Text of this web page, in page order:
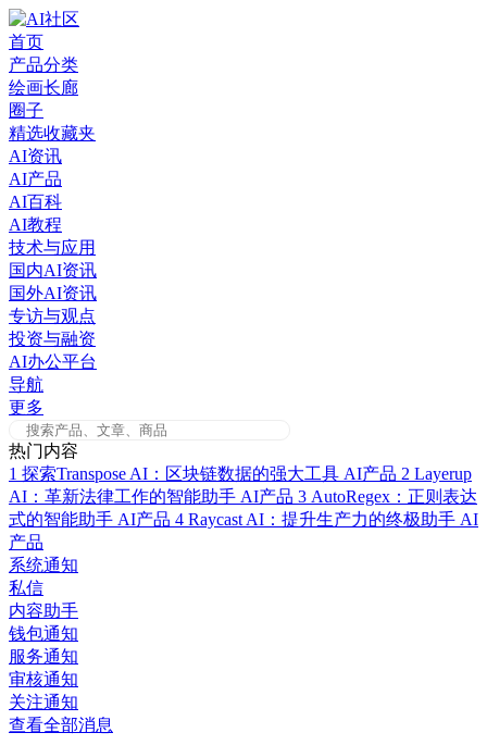
Skip
to
content
首页
产品分类
绘画长廊
圈子
精选收藏夹
AI资讯
AI产品
AI百科
AI教程
技术与应用
国内AI资讯
国外AI资讯
专访与观点
投资与融资
AI办公平台
导航
更多
热门内容
1 探索Transpose AI：区块链数据的强大工具 AI产品 2 Layerup
AI：革新法律工作的智能助手 AI产品 3 AutoRegex：正则表达
式的智能助手 AI产品 4 Raycast AI：提升生产力的终极助手 AI
产品
系统通知
私信
内容助手
钱包通知
服务通知
审核通知
关注通知
查看全部消息